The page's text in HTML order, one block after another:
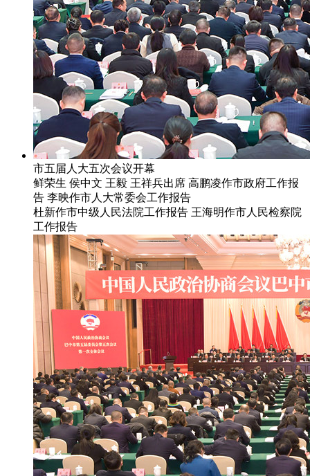
市五届人大五次会议开幕
鲜荣生 侯中文 王毅 王祥兵出席 高鹏凌作市政府工作报
告 李映作市人大常委会工作报告
杜新作市中级人民法院工作报告 王海明作市人民检察院
工作报告